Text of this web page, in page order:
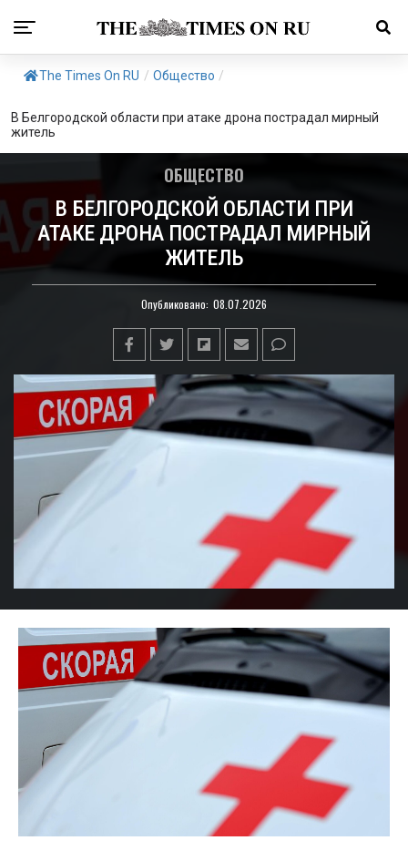
The Times On RU / Общество /
В Белгородской области при атаке дрона пострадал мирный
житель
ОБЩЕСТВО
В БЕЛГОРОДСКОЙ ОБЛАСТИ ПРИ
АТАКЕ ДРОНА ПОСТРАДАЛ МИРНЫЙ
ЖИТЕЛЬ
Опубликовано: 08.07.2026